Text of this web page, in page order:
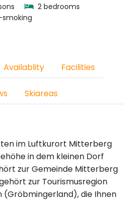
2 bedrooms
smoking
Availablity Facilities
Skiareas
im Luftkurort Mitterberg
in dem kleinen Dorf
zur Gemeinde Mitterberg
zur Tourismusregion
die Ihnen